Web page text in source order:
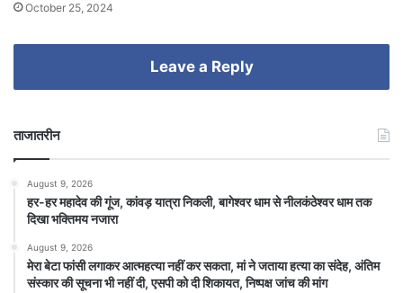
October 25, 2024
Leave a Reply
ताजातरीन
August 9, 2026
हर-हर महादेव की गूंज, कांवड़ यात्रा निकली, बागेश्वर धाम से नीलकंठेश्वर धाम तक
दिखा भक्तिमय नजारा
August 9, 2026
मेरा बेटा फांसी लगाकर आत्महत्या नहीं कर सकता, मां ने जताया हत्या का संदेह, अंतिम
संस्कार की सूचना भी नहीं दी, एसपी को दी शिकायत, निष्पक्ष जांच की मांग